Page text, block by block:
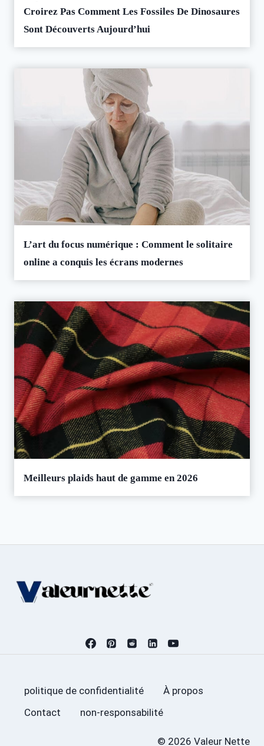
Croirez Pas Comment Les Fossiles De Dinosaures
Sont Découverts Aujourd’hui
L’art du focus numérique : Comment le solitaire
online a conquis les écrans modernes
Meilleurs plaids haut de gamme en 2026
politique de confidentialité
À propos
Contact
non-responsabilité
© 2026 Valeur Nette